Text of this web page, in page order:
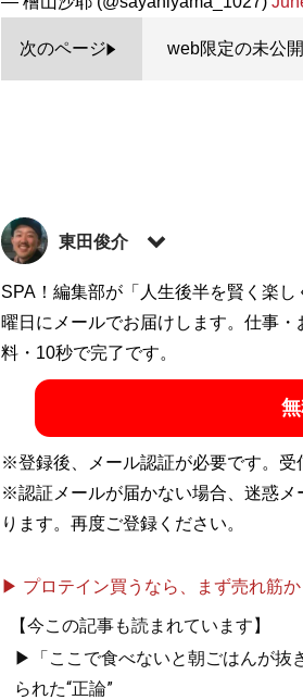
次のページ web限定の未公
東田俊介
大学を卒業後、土方、地図会社、大
記事一覧へ
SPA！編集部が「人生後半を賢く楽
曜日にメールでお届けします。仕事
料・10秒で完了です。
※登録後、メール認証が必要です。受
※認証メールが届かない場合、迷惑メ
ります。再度ご登録ください。
▶ プロテイン買うなら、まず売れ筋
【今この記事も読まれています】
▶「ここで食べないと朝ごはんが抜
られた“正論”